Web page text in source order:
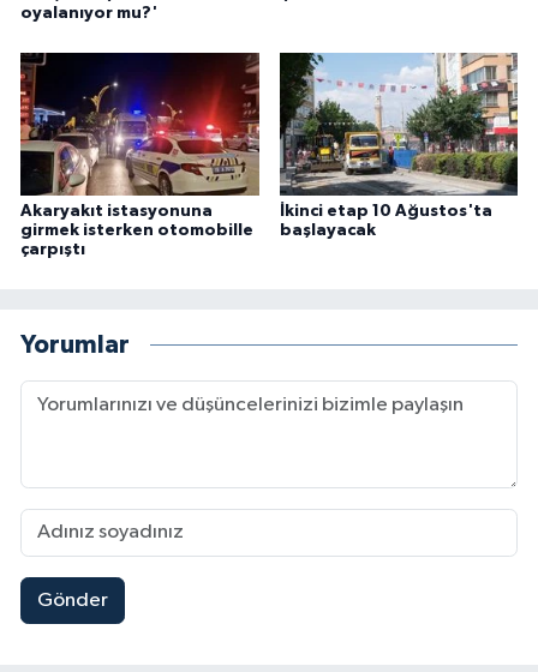
oyalanıyor mu?'
Akaryakıt istasyonuna
girmek isterken otomobille
çarpıştı
İkinci etap 10 Ağustos'ta
başlayacak
Yorumlar
Gönder